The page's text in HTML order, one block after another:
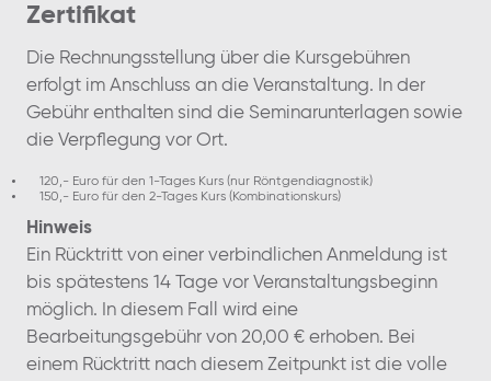
Zertifikat
Die Rechnungsstellung über die Kursgebühren
erfolgt im Anschluss an die Veranstaltung. In der
Gebühr enthalten sind die Seminarunterlagen sowie
die Verpflegung vor Ort.
120,- Euro für den 1-Tages Kurs (nur Röntgendiagnostik)
150,- Euro für den 2-Tages Kurs (Kombinationskurs)
Hinweis
Ein Rücktritt von einer verbindlichen Anmeldung ist
bis spätestens 14 Tage vor Veranstaltungsbeginn
möglich. In diesem Fall wird eine
Bearbeitungsgebühr von 20,00 € erhoben. Bei
einem Rücktritt nach diesem Zeitpunkt ist die volle